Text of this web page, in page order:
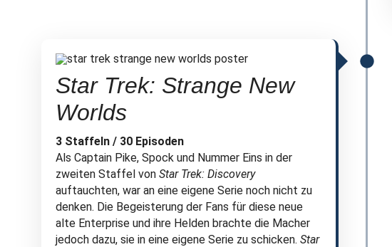
Star Trek: Strange New
Worlds
3 Staffeln / 30 Episoden
Als Captain Pike, Spock und Nummer Eins in der
zweiten Staffel von Star Trek: Discovery
auftauchten, war an eine eigene Serie noch nicht zu
denken. Die Begeisterung der Fans für diese neue
alte Enterprise und ihre Helden brachte die Macher
jedoch dazu, sie in eine eigene Serie zu schicken. Star